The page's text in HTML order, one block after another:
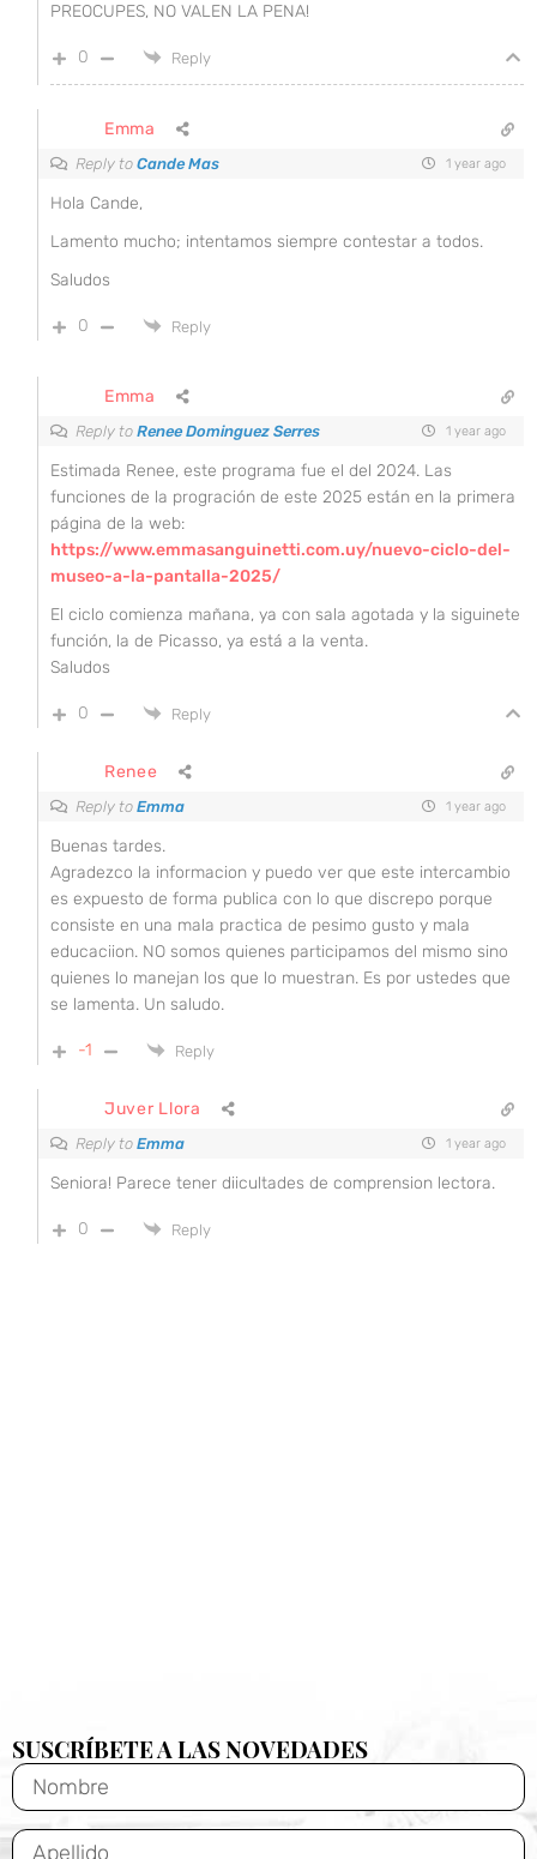
PREOCUPES, NO VALEN LA PENA!
0 Reply
Emma
Reply to Cande Mas 1 year ago
Hola Cande,
Lamento mucho; intentamos siempre contestar a todos.
Saludos
0 Reply
Emma
Reply to Renee Dominguez Serres 1 year ago
Estimada Renee, este programa fue el del 2024. Las
funciones de la progración de este 2025 están en la primera
página de la web:
https://www.emmasanguinetti.com.uy/nuevo-ciclo-del-
museo-a-la-pantalla-2025/
El ciclo comienza mañana, ya con sala agotada y la siguinete
función, la de Picasso, ya está a la venta.
Saludos
0 Reply
Renee
Reply to Emma 1 year ago
Buenas tardes.
Agradezco la informacion y puedo ver que este intercambio
es expuesto de forma publica con lo que discrepo porque
consiste en una mala practica de pesimo gusto y mala
educaciion. NO somos quienes participamos del mismo sino
quienes lo manejan los que lo muestran. Es por ustedes que
se lamenta. Un saludo.
-1 Reply
Juver Llora
Reply to Emma 1 year ago
Seniora! Parece tener diicultades de comprension lectora.
0 Reply
SUSCRÍBETE A LAS NOVEDADES